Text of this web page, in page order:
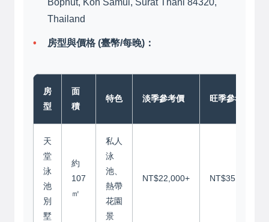
Thailand
房型與價格 (臺幣/每晚)：
房
型
面
積
特色 淡季參考價 旺季參考價
天
堂
泳
池
別
墅
約
107
㎡
私人
泳
池、
熱帶
花園
景
NT$22,000+ NT$35,000+